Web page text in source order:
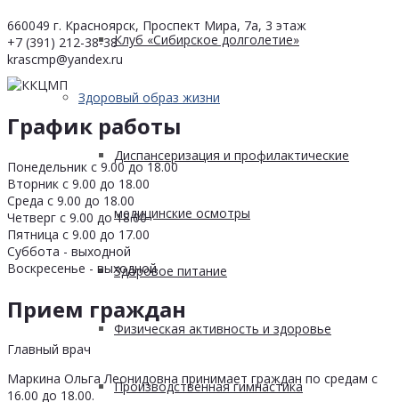
Клуб «Сибирское долголетие»
Здоровый образ жизни
Диспансеризация и профилактические
медицинские осмотры
Здоровое питание
Физическая активность и здоровье
Производственная гимнастика
660049 г. Красноярск, Проспект Мира, 7а, 3 этаж
+7 (391) 212-38-38
krascmp@yandex.ru
График работы
Понедельник с 9.00 до 18.00
Вторник с 9.00 до 18.00
Среда с 9.00 до 18.00
Четверг с 9.00 до 18.00
Пятница с 9.00 до 17.00
Суббота - выходной
Воскресенье - выходной
Прием граждан
Главный врач
Маркина Ольга Леонидовна принимает граждан по средам с
16.00 до 18.00.